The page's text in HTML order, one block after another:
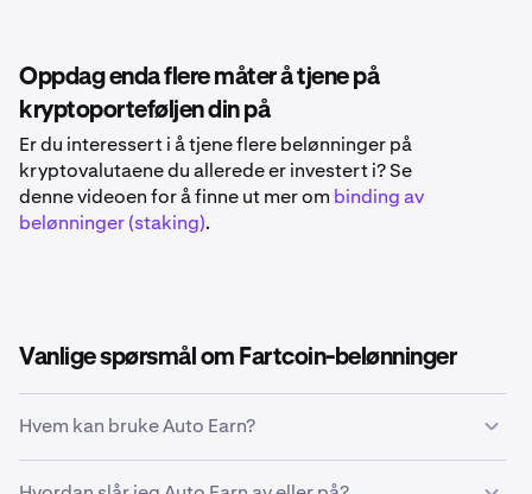
Oppdag enda flere måter å tjene på
kryptoporteføljen din på
Er du interessert i å tjene flere belønninger på
kryptovalutaene du allerede er investert i? Se
denne videoen for å finne ut mer om binding av
belønninger (staking).
Vanlige spørsmål om Fartcoin-belønninger
Hvem kan bruke Auto Earn?